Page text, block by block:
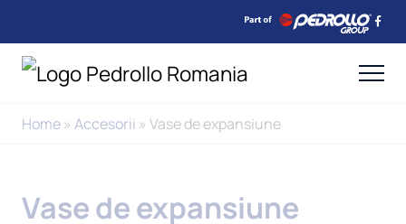
Home» Accesorii » Vase de expansiune
Vase de expansiune